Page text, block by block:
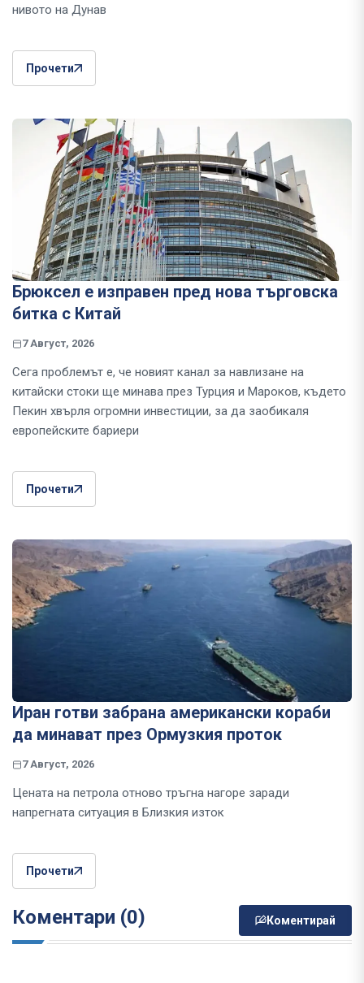
нивото на Дунав
Прочети
Брюксел е изправен пред нова търговска
битка с Китай
7 Август, 2026
Сега проблемът е, че новият канал за навлизане на
китайски стоки ще минава през Турция и Мароков, където
Пекин хвърля огромни инвестиции, за да заобикаля
европейските бариери
Прочети
Иран готви забрана американски кораби
да минават през Ормузкия проток
7 Август, 2026
Цената на петрола отново тръгна нагоре заради
напрегната ситуация в Близкия изток
Прочети
Коментари (0) Коментирай